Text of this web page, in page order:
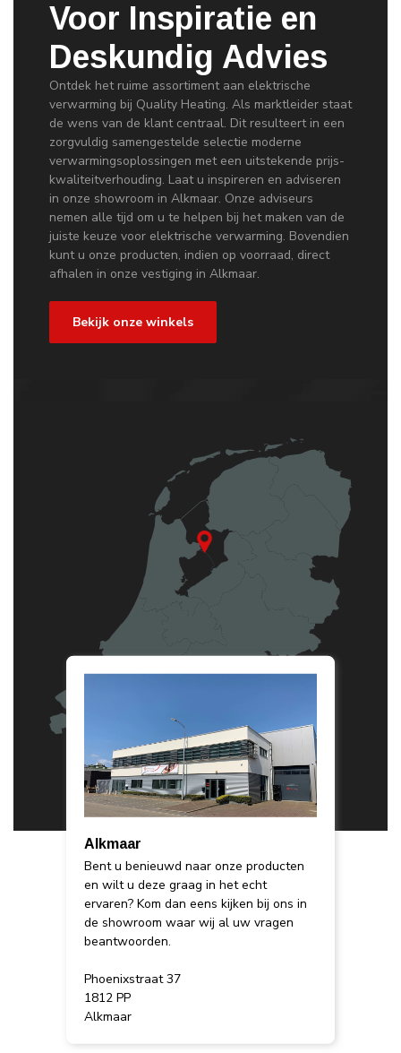
Voor Inspiratie en
Deskundig Advies
Ontdek het ruime assortiment aan elektrische
verwarming bij Quality Heating. Als marktleider staat
de wens van de klant centraal. Dit resulteert in een
zorgvuldig samengestelde selectie moderne
verwarmingsoplossingen met een uitstekende prijs-
kwaliteitverhouding. Laat u inspireren en adviseren
in onze showroom in Alkmaar. Onze adviseurs
nemen alle tijd om u te helpen bij het maken van de
juiste keuze voor elektrische verwarming. Bovendien
kunt u onze producten, indien op voorraad, direct
afhalen in onze vestiging in Alkmaar.
Bekijk onze winkels
Alkmaar
Bent u benieuwd naar onze producten
en wilt u deze graag in het echt
ervaren? Kom dan eens kijken bij ons in
de showroom waar wij al uw vragen
beantwoorden.
Phoenixstraat 37
1812 PP
Alkmaar